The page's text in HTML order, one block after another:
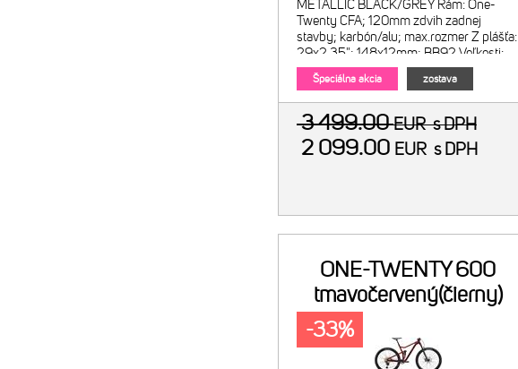
METALLIC BLACK/GREY Rám: One-
Twenty CFA; 120mm zdvih zadnej
stavby; karbón/alu; max.rozmer Z plášťa:
29x2.35"; 148x12mm; BB92 Veľkosti:
S-M-L-XL Vidlica: Marzocchi
Špeciálna akcia zostava
3 499.00EURs DPH
2 099.00 EUR s DPH
ONE-TWENTY 600
tmavočervený(čierny)
-33%